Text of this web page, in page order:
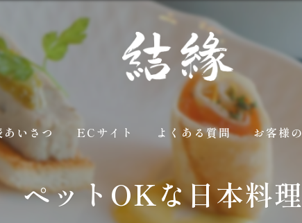
あいさつ ECサイト よくある質問 お客様
ペットOKな日本料